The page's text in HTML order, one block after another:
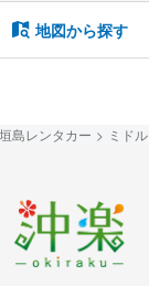
地図から探す
島レンタカー ミドル